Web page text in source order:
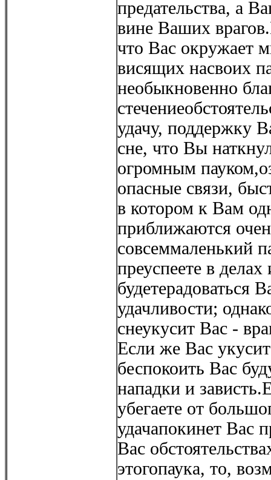
предательства, а
вине Ваших
что Вас окружает
висящих насвоих
необыкновенно
удачу, поддержку
сне, что Вы
огромным
опасные связи,
в котором к Вам
приближаются
совсеммаленький
преуспеете в делах
будетерадоваться
удачливости;
снеукусит Вас -
Если же Вас
беспокоить Вас
нападки и
убегаете от
удачапокинет Вас
Вас
этогопаука, то,